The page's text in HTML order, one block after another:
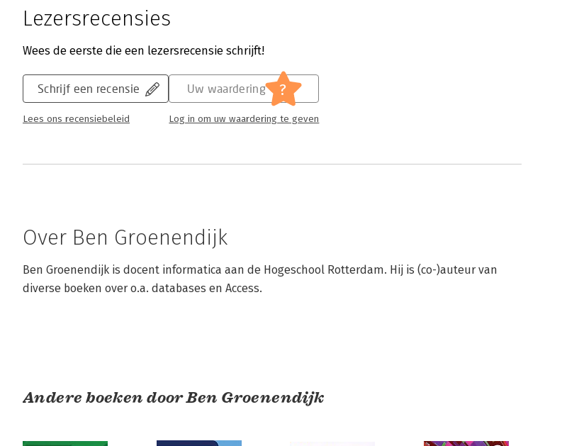
Lezersrecensies
Wees de eerste die een lezersrecensie schrijft!
Schrijf een recensie
Lees ons recensiebeleid
Uw waardering ?
Log in om uw waardering te geven
Over Ben Groenendijk
Ben Groenendijk is docent informatica aan de Hogeschool Rotterdam. Hij is (co-)auteur van
diverse boeken over o.a. databases en Access.
Andere boeken door Ben Groenendijk